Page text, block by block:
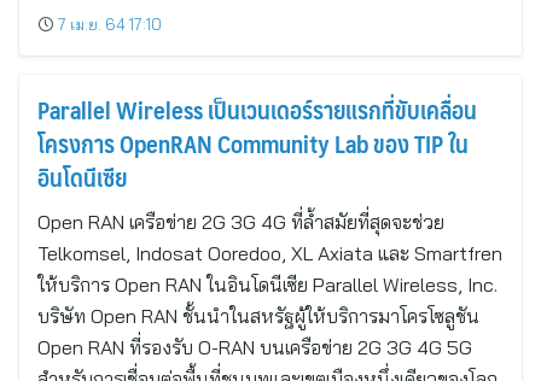
7 เม.ย. 64 17:10
Parallel Wireless เป็นเวนเดอร์รายแรกที่ขับเคลื่อน
โครงการ OpenRAN Community Lab ของ TIP ใน
อินโดนีเซีย
Open RAN เครือข่าย 2G 3G 4G ที่ล้ำสมัยที่สุดจะช่วย
Telkomsel, Indosat Ooredoo, XL Axiata และ Smartfren
ให้บริการ Open RAN ในอินโดนีเซีย Parallel Wireless, Inc.
บริษัท Open RAN ชั้นนำในสหรัฐผู้ให้บริการมาโครโซลูชัน
Open RAN ที่รองรับ O-RAN บนเครือข่าย 2G 3G 4G 5G